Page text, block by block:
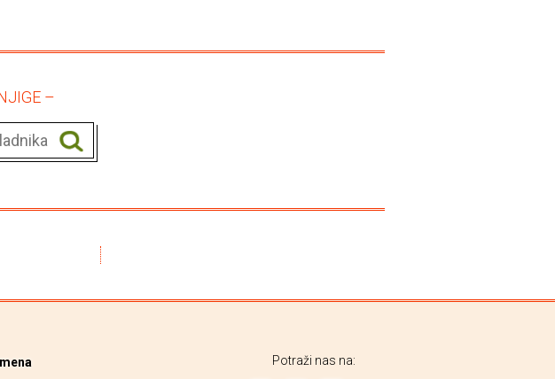
–
Potraži nas na: